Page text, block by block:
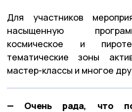
Для участников
насыщенную
космическое и
тематические зоны
мастер-классы и многое
— Очень рада, что